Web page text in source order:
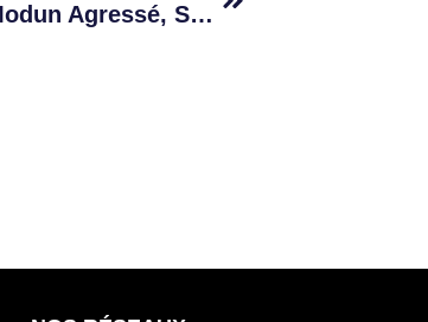
À Coromandel : Le Dr Rabindranath Ji Modun Agressé, Séquestré Par Deux Individus À Son Domicile Pour Une Somme De Rs 25 000